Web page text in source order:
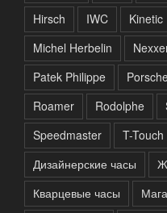
Hirsch
IWC Kinetic
Michel Herbelin
Patek Philippe
Roamer
Rodolphe
Speedmaster
T-Touch
Дизайнерские часы
Кварцевые часы